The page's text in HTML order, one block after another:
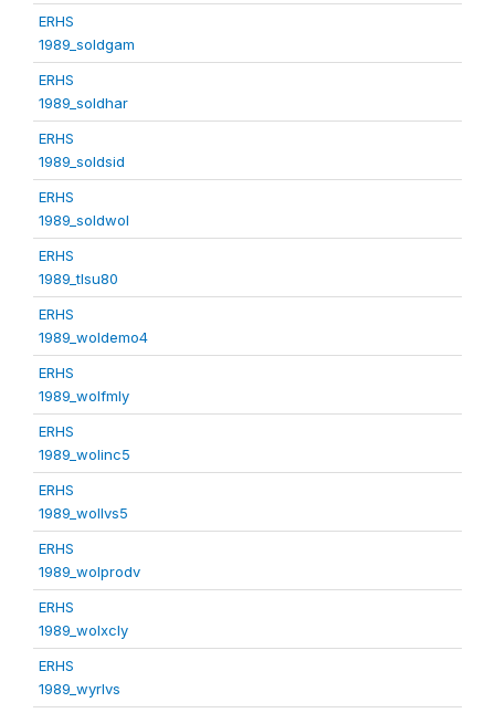
ERHS
1989_soldgam
ERHS
1989_soldhar
ERHS
1989_soldsid
ERHS
1989_soldwol
ERHS
1989_tlsu80
ERHS
1989_woldemo4
ERHS
1989_wolfmly
ERHS
1989_wolinc5
ERHS
1989_wollvs5
ERHS
1989_wolprodv
ERHS
1989_wolxcly
ERHS
1989_wyrlvs